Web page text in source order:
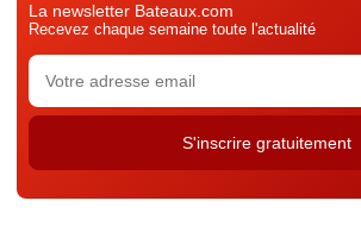
La newsletter Bateaux.com
Recevez chaque semaine toute l'actualité